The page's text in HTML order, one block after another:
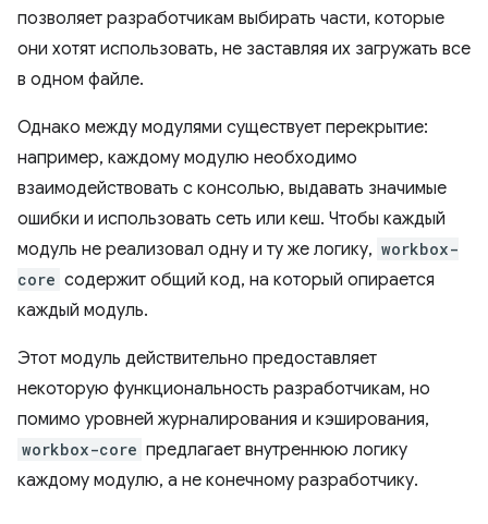
позволяет разработчикам выбирать части, которые
они хотят использовать, не заставляя их загружать все
в одном файле.
Однако между модулями существует перекрытие:
например, каждому модулю необходимо
взаимодействовать с консолью, выдавать значимые
ошибки и использовать сеть или кеш. Чтобы каждый
модуль не реализовал одну и ту же логику, workbox-
core содержит общий код, на который опирается
каждый модуль.
Этот модуль действительно предоставляет
некоторую функциональность разработчикам, но
помимо уровней журналирования и кэширования,
workbox-core предлагает внутреннюю логику
каждому модулю, а не конечному разработчику.